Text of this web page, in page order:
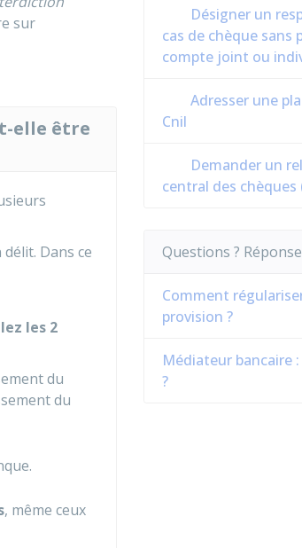
sur
elle être
Dans ce
les 2
du
du
, même ceux
Désigner un
cas de chèque sans
compte joint ou
Adresser une
Cnil
Demander un
central des chèques
Questions ?
Comment
provision ?
Médiateur bancaire
?